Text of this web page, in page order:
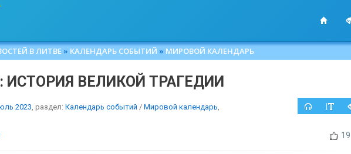
В ЛИТВЕ » КАЛЕНДАРЬ СОБЫТИЙ » МИРОВОЙ КАЛЕНДАРЬ
ВЕЛИКОЙ ТРАГЕДИИ
2023, раздел: Календарь событий / Мировой календарь,
19